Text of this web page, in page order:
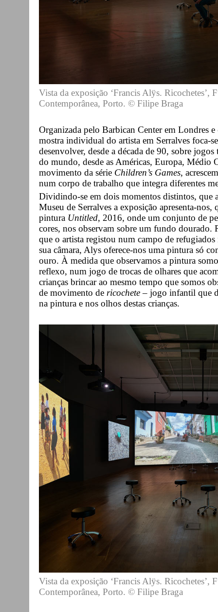
Vista da exposição ‘Francis Alÿs. Ricochetes’,
Contemporânea, Porto. © Filipe Braga
Organizada pelo Barbican Center em Londres
mostra individual do artista em Serralves foca-
desenvolver, desde a década de 90, sobre
do mundo, desde as Américas, Europa, Médio
movimento da série Children’s Games,
num corpo de trabalho que integra diferentes
Dividindo-se em dois momentos distintos, que
Museu de Serralves a exposição apresenta-nos,
pintura Untitled, 2016, onde um conjunto de
cores, nos observam sobre um fundo dourado.
que o artista registou num campo de
sua câmara, Alys oferece-nos uma pintura só
ouro. À medida que observamos a pintura
reflexo, num jogo de trocas de olhares que
crianças brincar ao mesmo tempo que somos
de movimento de ricochete– jogo infantil que
na pintura e nos olhos destas crianças.
Vista da exposição ‘Francis Alÿs. Ricochetes’,
Contemporânea, Porto. © Filipe Braga